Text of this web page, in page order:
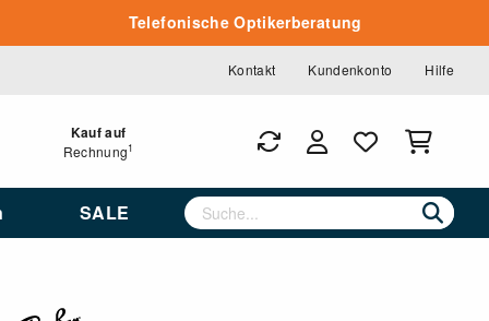
Telefonische Optikerberatung
Kontakt Kundenkonto Hilfe
Kauf auf
Rechnung1
SALE